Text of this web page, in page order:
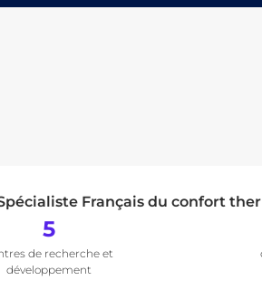
Français du confort
5
de recherche et
développement